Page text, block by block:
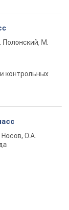
Полонский, М.
контрольных
О.А.